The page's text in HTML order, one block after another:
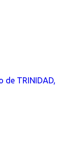
TRINIDAD,